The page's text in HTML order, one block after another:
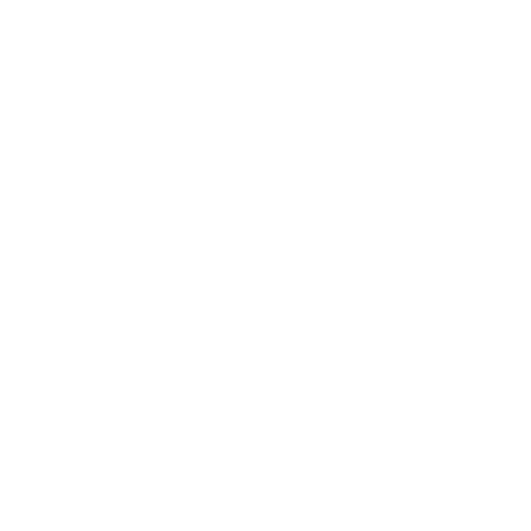
i
A escena,
nena occidental, i